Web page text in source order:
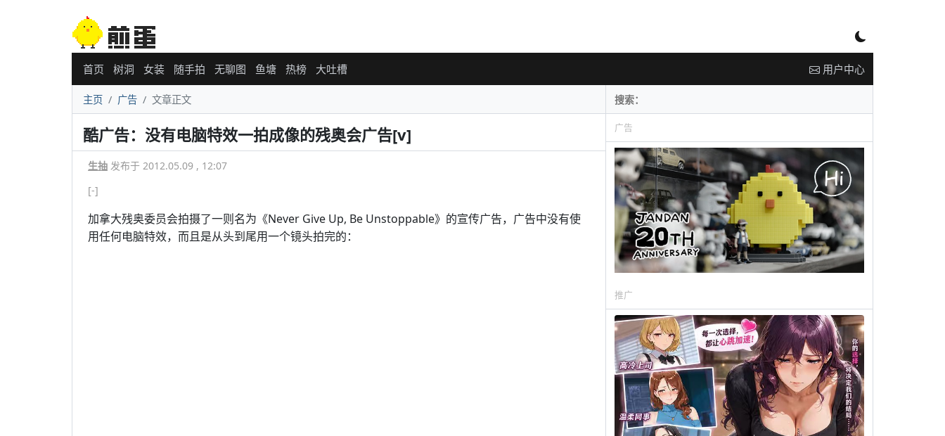
首页 树洞 女装 随手拍 无聊图 鱼塘 热榜 大吐槽 用户中心
主页 广告 文章正文
酷广告：没有电脑特效一拍成像的残奥会广告[v]
生抽 发布于 2012.05.09 , 12:07
[-]
加拿大残奥委员会拍摄了一则名为《Never Give Up, Be Unstoppable》的宣传广告，广告中没有使
用任何电脑特效，而且是从头到尾用一个镜头拍完的：
广告
推广